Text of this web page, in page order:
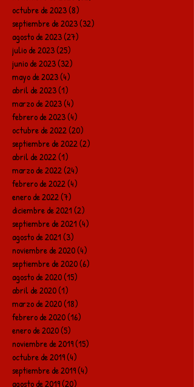
octubre de 2023(8)
septiembre de 2023(32)
agosto de 2023(27)
julio de 2023(25)
junio de 2023(32)
mayo de 2023(4)
abril de 2023(1)
marzo de 2023(4)
febrero de 2023(4)
octubre de 2022(20)
septiembre de 2022(2)
abril de 2022(1)
marzo de 2022(24)
febrero de 2022(4)
enero de 2022(7)
diciembre de 2021(2)
septiembre de 2021(4)
agosto de 2021(3)
noviembre de 2020(4)
septiembre de 2020(6)
agosto de 2020(15)
abril de 2020(1)
marzo de 2020(18)
febrero de 2020(16)
enero de 2020(5)
noviembre de 2019(15)
octubre de 2019(4)
septiembre de 2019(4)
agosto de 2019(20)